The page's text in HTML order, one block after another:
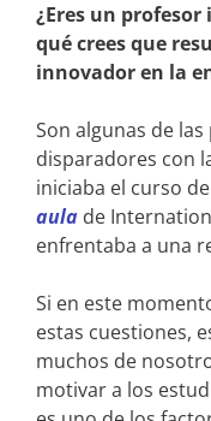
¿Eres un
qué crees que
innovador en la
Son algunas de
disparadores con
iniciaba el curso de
aula de
enfrentaba a una
Si en este
estas cuestiones,
muchos de
motivar a los